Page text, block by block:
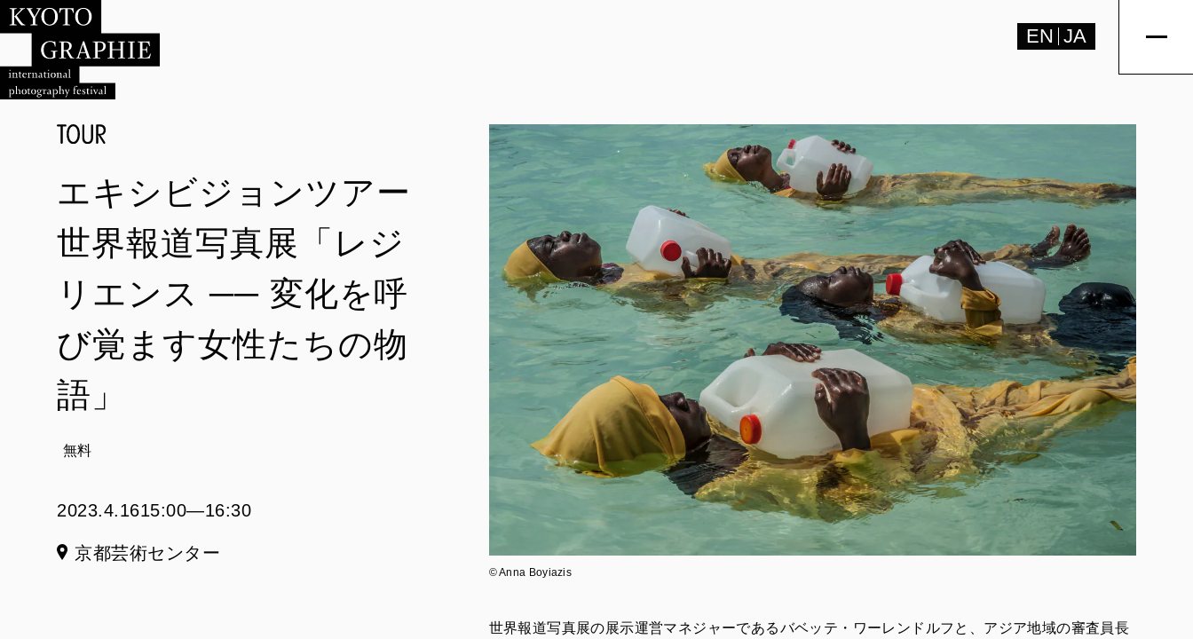
EN JA
エキシビジョンツアー
世界報道写真展「レジ
リエンス ── 変化を呼
び覚ます女性たちの物
語」
無料
2023.4.1615:00―16:30
京都芸術センター
© Anna Boyiazis
世界報道写真展の展示運営マネジャーであるバベッテ・ワーレンドルフと、アジア地域の審査員長